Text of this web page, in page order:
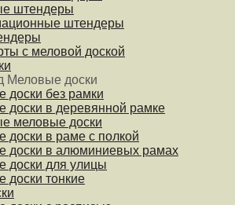
штендеры
штендеры
с меловой доской
Меловые доски
доски без рамки
доски в деревянной рамке
меловые доски
доски в раме с полкой
доски в алюминиевых рамах
доски для улицы
доски тонкие